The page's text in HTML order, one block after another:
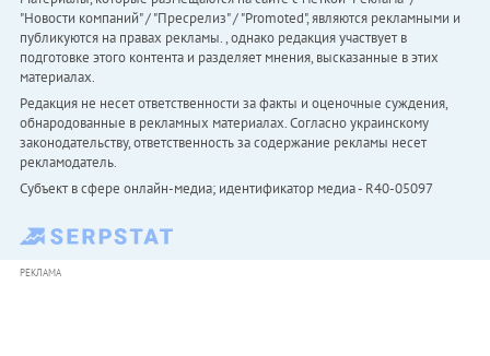
"Новости компаний" / "Пресрелиз" / "Promoted", являются рекламными и
публикуются на правах рекламы. , однако редакция участвует в
подготовке этого контента и разделяет мнения, высказанные в этих
материалах.
Редакция не несет ответственности за факты и оценочные суждения,
обнародованные в рекламных материалах. Согласно украинскому
законодательству, ответственность за содержание рекламы несет
рекламодатель.
Субъект в сфере онлайн-медиа; идентификатор медиа - R40-05097
РЕКЛАМА